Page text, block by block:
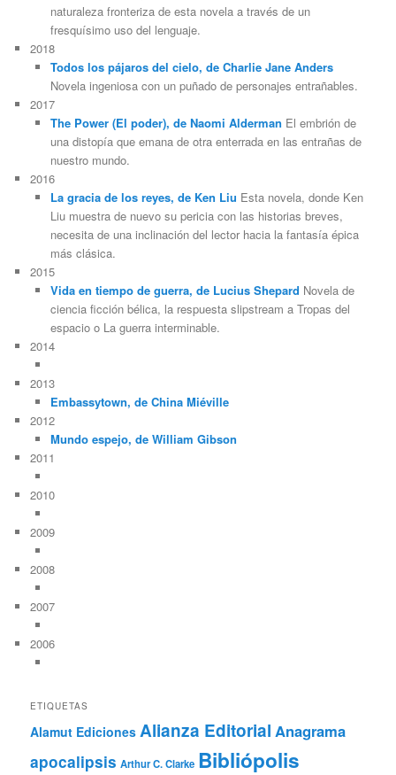
naturaleza fronteriza de esta novela a través de un
fresquísimo uso del lenguaje.
2018
Todos los pájaros del cielo, de Charlie Jane Anders
Novela ingeniosa con un puñado de personajes entrañables.
2017
The Power (El poder), de Naomi Alderman El embrión de
una distopía que emana de otra enterrada en las entrañas de
nuestro mundo.
2016
La gracia de los reyes, de Ken Liu Esta novela, donde Ken
Liu muestra de nuevo su pericia con las historias breves,
necesita de una inclinación del lector hacia la fantasía épica
más clásica.
2015
Vida en tiempo de guerra, de Lucius Shepard Novela de
ciencia ficción bélica, la respuesta slipstream a Tropas del
espacio o La guerra interminable.
2014
2013
Embassytown, de China Miéville
2012
Mundo espejo, de William Gibson
2011
2010
2009
2008
2007
2006
ETIQUETAS
Alamut Ediciones Alianza Editorial Anagrama
apocalipsis Arthur C. Clarke Bibliópolis